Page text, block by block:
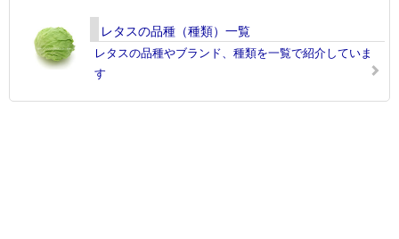
レタスの品種（種類）一覧
レタスの品種やブランド、種類を一覧で紹介していま
す